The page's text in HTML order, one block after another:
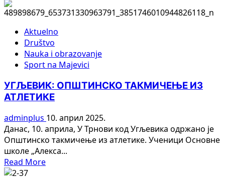
about
FK
Majevica
nakon
više
od
20
godina
ponovo
drugoligaš
Aktuelno
Društvo
Nauka i obrazovanje
Sport na Majevici
УГЉЕВИК: ОПШТИНСКО ТАКМИЧЕЊЕ ИЗ
АТЛЕТИКЕ
adminplus 10. април 2025.
Данас, 10. априла, У Трнови код Угљевика одржано је
Општинско такмичење из атлетике. Ученици Основне
школе „Алекса...
Read MoreRead